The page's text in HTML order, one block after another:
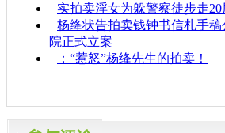
实拍卖淫女为躲警察徒步走
杨绛状告拍卖钱钟书信札手稿
院正式立案
：“惹怒”杨绛先生的拍卖！